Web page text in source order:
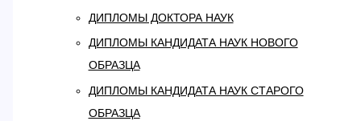
ДИПЛОМЫ ДОКТОРА НАУК
ДИПЛОМЫ КАНДИДАТА НАУК НОВОГО
ОБРАЗЦА
ДИПЛОМЫ КАНДИДАТА НАУК СТАРОГО
ОБРАЗЦА